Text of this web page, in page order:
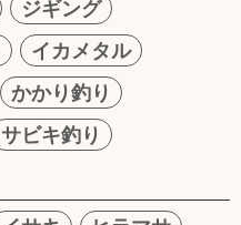
ジギング
イカメタル
かかり釣り
サビキ釣り